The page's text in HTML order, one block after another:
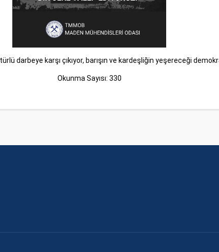
darbeye karşı çıkıyor, barışın ve kardeşliğin yeşereceği
Okunma Sayısı: 330